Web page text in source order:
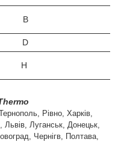
B
D
Н
Рівно, Харків,
Луганськ, Донецьк,
Чернігв, Полтава,